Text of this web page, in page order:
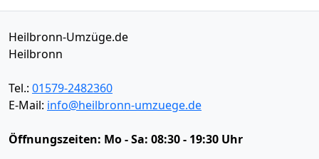
Heilbronn-Umzüge.de
Heilbronn
Tel.: 01579-2482360
E-Mail: info@heilbronn-umzuege.de
Öffnungszeiten: Mo - Sa: 08:30 - 19:30 Uhr